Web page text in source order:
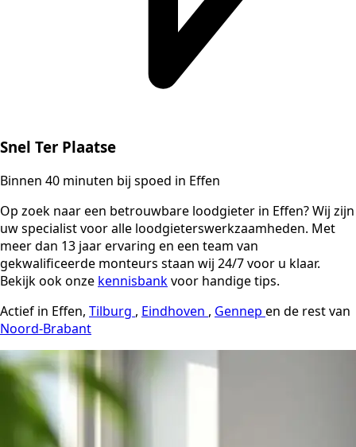
Snel Ter Plaatse
Binnen 40 minuten bij spoed in Effen
Op zoek naar een betrouwbare loodgieter in Effen? Wij zijn
uw specialist voor alle loodgieterswerkzaamheden. Met
meer dan 13 jaar ervaring en een team van
gekwalificeerde monteurs staan wij 24/7 voor u klaar.
Bekijk ook onze kennisbankvoor handige tips.
Actief in Effen, Tilburg , Eindhoven , Gennep en de rest van
Noord-Brabant